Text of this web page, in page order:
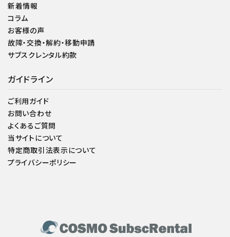
新着情報
コラム
お客様の声
故障・交換・解約・移動申請
サブスクレンタル約款
ガイドライン
ご利用ガイド
お問い合わせ
よくあるご質問
当サイトについて
特定商取引法表示について
プライバシーポリシー